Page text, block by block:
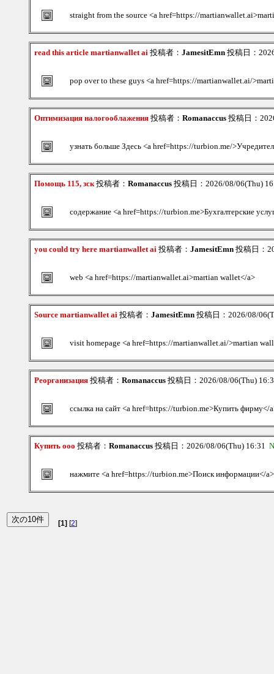
straight from the source <a href=https://
read this article martianwallet ai 投稿者： JamesitEmn 投稿日：
pop over to these guys <a href=https://martianwallet.ai/
Оптимизация налогооблажения 投稿者： Romanaccus 投稿日：
узнать больше Здесь <a href=https://turbion.me/
Помощь 115, зск投稿者： Romanaccus 投稿日：2026/08/06(Thu)
содержание <a href=https://turbion.me>Бухгалтерские
you could try here martianwallet ai 投稿者： JamesitEmn 投稿日：
web <a href=https://martianwallet.ai>martian wallet</a>
Source martianwallet ai 投稿者： JamesitEmn 投稿日：2026/08/
visit homepage <a href=https://martianwallet.ai/>martian
Реорганизация 投稿者： Romanaccus 投稿日：2026/08/06(Thu)
ссылка на сайт <a href=https://turbion.me>Купить фирму</
Купить ооо 投稿者： Romanaccus 投稿日：2026/08/06(Thu) 16:31
нажмите <a href=https://turbion.me>Поиск информации</a>
[1] [2]